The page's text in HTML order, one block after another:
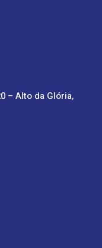
– Alto da Glória,